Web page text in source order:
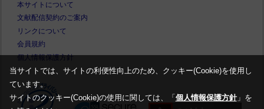
本サイトについて
文献配信契約のご案内
リンクについて
会員規約
個人情報保護方針
当サイトでは、サイトの利便性向上のため、クッキー(Cookie)を使用し
ています。
サイトのクッキー(Cookie)の使用に関しては、「 個人情報保護方針」を